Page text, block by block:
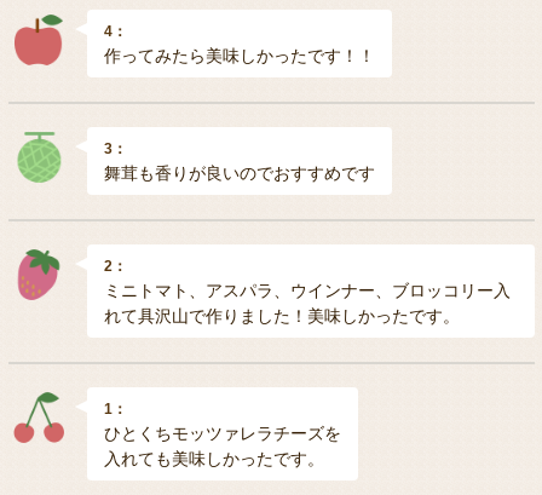
4：
作ってみたら美味しかったです！！
3：
舞茸も香りが良いのでおすすめです
2：
ミニトマト、アスパラ、ウインナー、ブロッコリー入
れて具沢山で作りました！美味しかったです。
1：
ひとくちモッツァレラチーズを
入れても美味しかったです。